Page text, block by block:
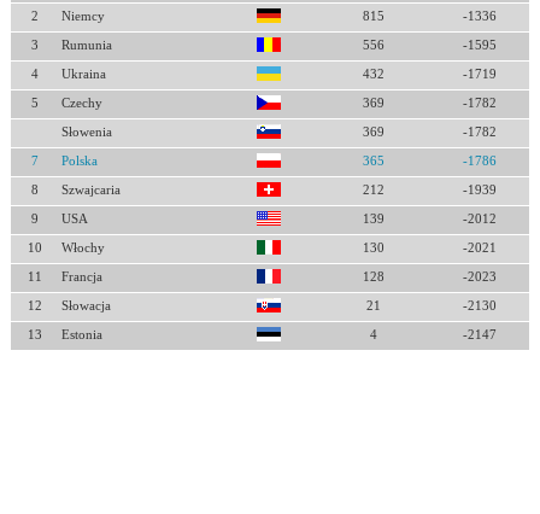
2 Niemcy 815 -1336
3 Rumunia 556 -1595
4 Ukraina 432 -1719
5 Czechy 369 -1782
Słowenia 369 -1782
7 Polska 365 -1786
8 Szwajcaria 212 -1939
9 USA 139 -2012
10 Włochy 130 -2021
11 Francja 128 -2023
12 Słowacja 21 -2130
13 Estonia 4 -2147